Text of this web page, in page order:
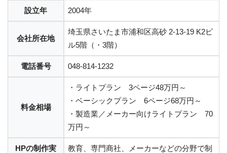
設立年 2004年
会社所在地
埼玉県さいたま市浦和区高砂 2-13-19 K2ビ
ル5階（・3階）
電話番号 048-814-1232
料金相場
・ライトプラン 3ページ48万円～
・ベーシックプラン 6ページ68万円～
・製造業／メーカー向けライトプラン 70
万円～
HPの制作実
教育、専門商社、メーカーなどの分野で制